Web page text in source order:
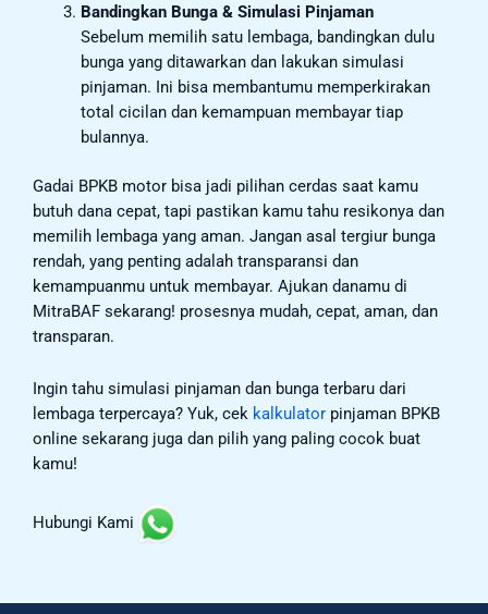
Bandingkan Bunga & Simulasi Pinjaman
Sebelum memilih satu lembaga, bandingkan dulu
bunga yang ditawarkan dan lakukan simulasi
pinjaman. Ini bisa membantumu memperkirakan
total cicilan dan kemampuan membayar tiap
bulannya.
Gadai BPKB motor bisa jadi pilihan cerdas saat kamu
butuh dana cepat, tapi pastikan kamu tahu resikonya dan
memilih lembaga yang aman. Jangan asal tergiur bunga
rendah, yang penting adalah transparansi dan
kemampuanmu untuk membayar. Ajukan danamu di
MitraBAF sekarang! prosesnya mudah, cepat, aman, dan
transparan.
Ingin tahu simulasi pinjaman dan bunga terbaru dari
lembaga terpercaya? Yuk, cek kalkulator pinjaman BPKB
online sekarang juga dan pilih yang paling cocok buat
kamu!
Hubungi Kami